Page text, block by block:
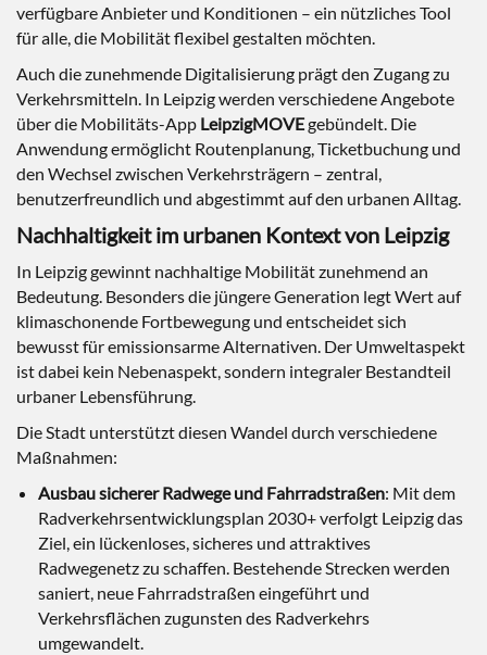
verfügbare Anbieter und Konditionen – ein nützliches Tool
für alle, die Mobilität flexibel gestalten möchten.
Auch die zunehmende Digitalisierung prägt den Zugang zu
Verkehrsmitteln. In Leipzig werden verschiedene Angebote
über die Mobilitäts-App LeipzigMOVEgebündelt. Die
Anwendung ermöglicht Routenplanung, Ticketbuchung und
den Wechsel zwischen Verkehrsträgern – zentral,
benutzerfreundlich und abgestimmt auf den urbanen Alltag.
Nachhaltigkeit im urbanen Kontext von Leipzig
In Leipzig gewinnt nachhaltige Mobilität zunehmend an
Bedeutung. Besonders die jüngere Generation legt Wert auf
klimaschonende Fortbewegung und entscheidet sich
bewusst für emissionsarme Alternativen. Der Umweltaspekt
ist dabei kein Nebenaspekt, sondern integraler Bestandteil
urbaner Lebensführung.
Die Stadt unterstützt diesen Wandel durch verschiedene
Maßnahmen:
Ausbau sicherer Radwege und Fahrradstraßen: Mit dem
Radverkehrsentwicklungsplan 2030+ verfolgt Leipzig das
Ziel, ein lückenloses, sicheres und attraktives
Radwegenetz zu schaffen. Bestehende Strecken werden
saniert, neue Fahrradstraßen eingeführt und
Verkehrsflächen zugunsten des Radverkehrs
umgewandelt.